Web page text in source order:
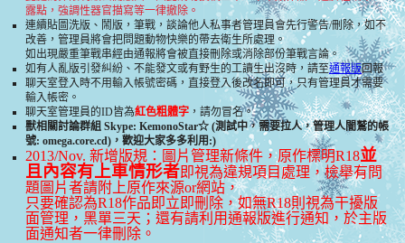
露點，強調性器官描寫等一律撤除。
連續貼圖洗版、鬧版，筆戰，談論他人私事者管理員會先行警告/刪除，如不
改善，管理員將會把問題動物快樂的帶去衛生所處理。
如出現嚴重筆戰串經由通報將會被直接刪除或消除部份筆戰言論。
如有人亂版引發糾紛、不能發文或有野生的工讀生出沒時，請至通報版回報
聊天室登入時不用輸入帳號密碼，直接登入後改名即可，只有管理員才需要
輸入帳密。
聊天室管理員的ID皆為紅色粗體字 ，請勿冒名。
獸相關討論群組 Skype: KemonoStar☆ (測試中，需要拉人，管理人闇鷲的帳
號: omega.core.cd)，歡迎大家多多利用:)
2013/Nov. 新增版規：圖片管理新條件，原作標明R18並
且內容有上車情形者即視為違規項目處理，檢舉有問
題圖片者請附上原作來源or網站，
只要確認為R18作品即立即刪除，如無R18則視為干擾版
面管理，黑單三天；還有請利用通報版進行通知，於主版
面通知者一律刪除。